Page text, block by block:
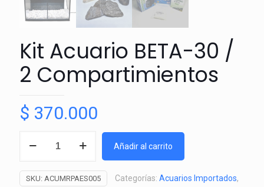
Kit Acuario BETA-30 /
2 Compartimientos
$ 370.000
30
Añadir al carrito
SKU: ACUMRPAES005 Categorías: Acuarios Importados,